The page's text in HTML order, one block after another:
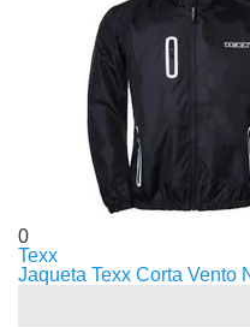
0
Texx
Jaqueta Texx Corta Vento